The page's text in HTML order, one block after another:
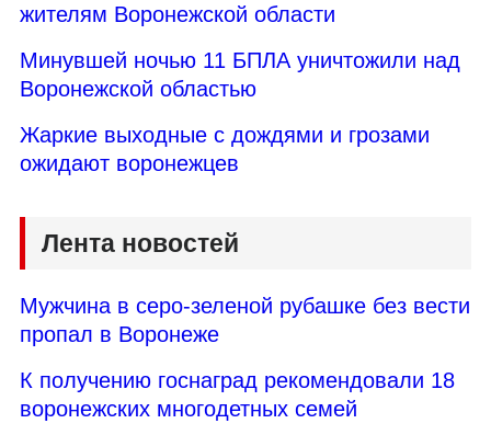
жителям Воронежской области
Минувшей ночью 11 БПЛА уничтожили над
Воронежской областью
Жаркие выходные с дождями и грозами
ожидают воронежцев
Лента новостей
Мужчина в серо-зеленой рубашке без вести
пропал в Воронеже
К получению госнаград рекомендовали 18
воронежских многодетных семей